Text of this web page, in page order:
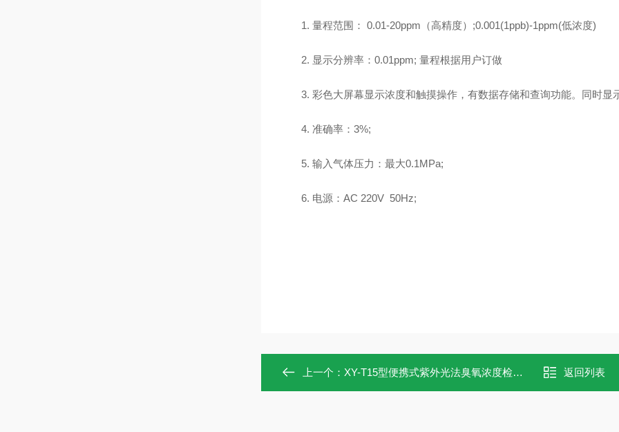
1. 量程范围： 0.01-20ppm（高精度）;0.001(1ppb)-1ppm(低浓度)
2. 显示分辨率：0.01ppm; 量程根据用户订做
3. 彩色大屏幕显示浓度和触摸操作，有数据存储和查询功能。同时显
4. 准确率：3%;
5. 输入气体压力：最大0.1MPa;
6. 电源：AC 220V 50Hz;
上一个： XY-T15型便携式紫外光法臭氧浓度检测设备 返回列表